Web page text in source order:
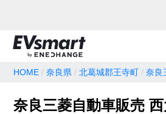
地名・観光スポット・住所で検索
HOME 奈良県 北葛城郡王寺町 奈良
奈良三菱自動車販売